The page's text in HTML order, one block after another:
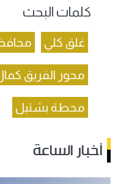
كلمات البحث
غلق كلي
محور الفريق
محطة بشتيل
أخبار الساعة